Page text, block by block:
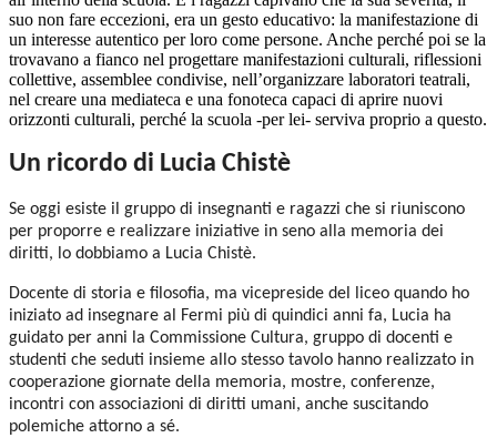
suo non fare eccezioni, era un gesto educativo: la manifestazione di
un interesse autentico per loro come persone. Anche perché poi se la
trovavano a fianco nel progettare manifestazioni culturali, riflessioni
collettive, assemblee condivise, nell’organizzare laboratori teatrali,
nel creare una mediateca e una fonoteca capaci di aprire nuovi
orizzonti culturali, perché la scuola -per lei- serviva proprio a questo.
Un ricordo di Lucia Chistè
Se oggi esiste il gruppo di insegnanti e ragazzi che si riuniscono
per proporre e realizzare iniziative in seno alla memoria dei
diritti, lo dobbiamo a Lucia Chistè.
Docente di storia e filosofia, ma vicepreside del liceo quando ho
iniziato ad insegnare al Fermi più di quindici anni fa, Lucia ha
guidato per anni la Commissione Cultura, gruppo di docenti e
studenti che seduti insieme allo stesso tavolo hanno realizzato in
cooperazione giornate della memoria, mostre, conferenze,
incontri con associazioni di diritti umani, anche suscitando
polemiche attorno a sé.